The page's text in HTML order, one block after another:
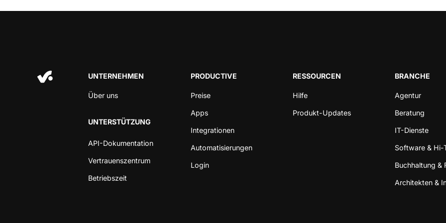
UNTERNEHMEN
Über uns
UNTERSTÜTZUNG
API-Dokumentation
Vertrauenszentrum
Betriebszeit
PRODUCTIVE
Preise
Apps
Integrationen
Automatisierungen
Login
RESSOURCEN
Hilfe
Produkt-Updates
BRANCHE
Agentur
Beratung
IT-Dienste
Software & Hi-
Buchhaltung &
Architekten &